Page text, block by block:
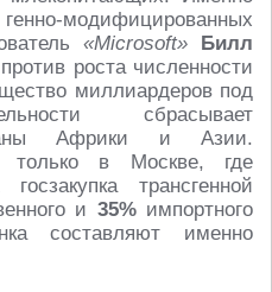
модифицированных
«Microsoft»
Билл
роста численности
миллиардеров под
сбрасывает
Африки и Азии.
в Москве, где
трансгенной
и 35%импортного
составляют именно